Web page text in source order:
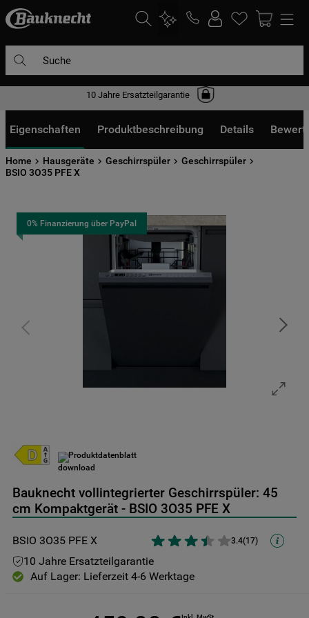
10 Jahre Ersatzteilgarantie
Eigenschaften Produktbeschreibung Details
Home Hausgeräte Geschirrspüler
Geschirrspüler
BSIO 3O35 PFE X
0% Finanzierung über PayPal
Produktdatenblatt
Bauknecht vollintegrierter Geschirrspüler: 45
cm Kompaktgerät - BSIO 3O35 PFE X
BSIO 3O35 PFE X 3.4(17)
10 Jahre Ersatzteilgarantie
Auf Lager: Lieferzeit 4-6 Werktage
DIE HÄUFIGSTEN SUCHANFRAGEN
2. geschirrspülern
3. kühlgefrierkombination
5. trockner
gefrierschrank